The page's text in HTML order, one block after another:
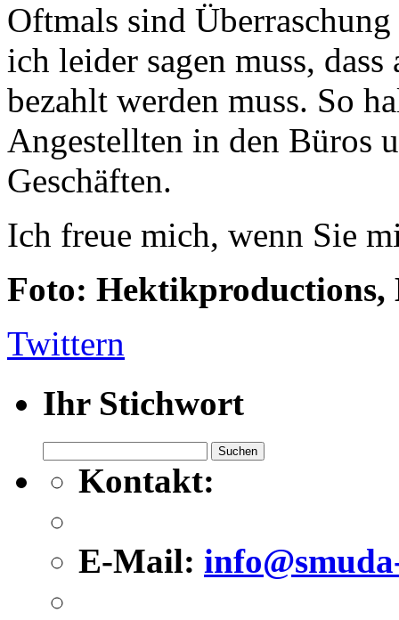
Oftmals sind
ich leider sagen muss,
bezahlt werden muss. So
Angestellten in den Büros
Geschäften.
Ich freue mich, wenn Sie
Foto:
Twittern
Ihr Stichwort
nach: Kontakt:
E-Mail: